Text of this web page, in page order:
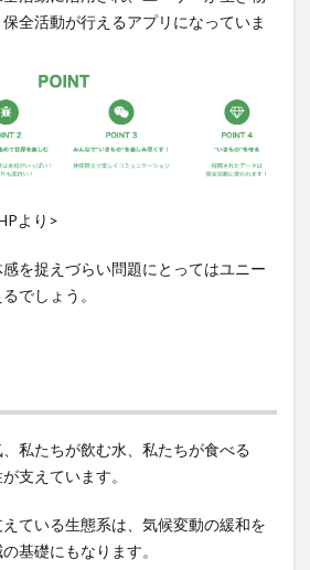
全活動が行えるアプリになっていま
より>
を捉えづらい問題にとってはユニー
でしょう。
私たちが飲む水、私たちが食べる
支えています。
ている生態系は、気候変動の緩和を
基礎にもなります。